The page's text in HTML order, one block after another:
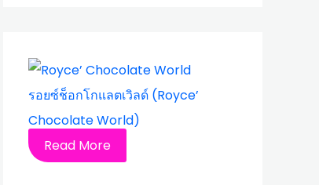
รอยซ์ช็อกโกแลตเวิลด์ (Royce’
Chocolate World)
Read More